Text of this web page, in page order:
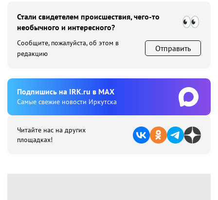
Стали свидетелем происшествия, чего-то
необычного и интересного?
Сообщите, пожалуйста, об этом в
редакцию
Отправить
Подпишиcь на IRK.ru в MAX
Cамые свежие новости Иркутска
Читайте нас на других
площадках!